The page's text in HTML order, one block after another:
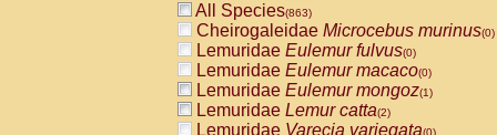
All Species(863)
Cheirogaleidae Microcebus murinus(0)
Lemuridae Eulemur fulvus(0)
Lemuridae Eulemur macaco(0)
Lemuridae Eulemur mongoz(1)
Lemuridae Lemur catta(2)
Lemuridae Varecia variegata(0)